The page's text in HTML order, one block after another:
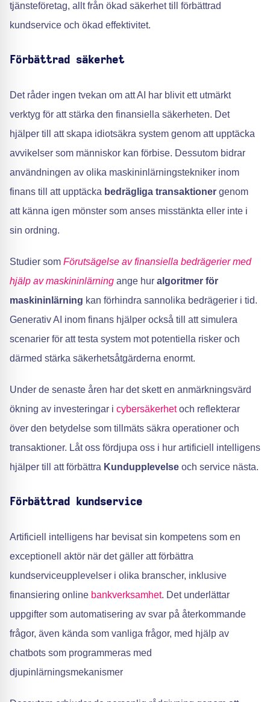
tjänsteföretag, allt från ökad säkerhet till förbättrad
kundservice och ökad effektivitet.
Förbättrad säkerhet
Det råder ingen tvekan om att AI har blivit ett utmärkt
verktyg för att stärka den finansiella säkerheten. Det
hjälper till att skapa idiotsäkra system genom att upptäcka
avvikelser som människor kan förbise. Dessutom bidrar
användningen av olika maskininlärningstekniker inom
finans till att upptäcka bedrägliga transaktioner genom
att känna igen mönster som anses misstänkta eller inte i
sin ordning.
Studier som Förutsägelse av finansiella bedrägerier med
hjälp av maskininlärning ange hur algoritmer för
maskininlärning kan förhindra sannolika bedrägerier i tid.
Generativ AI inom finans hjälper också till att simulera
scenarier för att testa system mot potentiella risker och
därmed stärka säkerhetsåtgärderna enormt.
Under de senaste åren har det skett en anmärkningsvärd
ökning av investeringar i cybersäkerhetoch reflekterar
över den betydelse som tillmäts säkra operationer och
transaktioner. Låt oss fördjupa oss i hur artificiell intelligens
hjälper till att förbättra Kundupplevelse och service nästa.
Förbättrad kundservice
Artificiell intelligens har bevisat sin kompetens som en
exceptionell aktör när det gäller att förbättra
kundserviceupplevelser i olika branscher, inklusive
finansiering online bankverksamhet. Det underlättar
uppgifter som automatisering av svar på återkommande
frågor, även kända som vanliga frågor, med hjälp av
chatbots som programmeras med
djupinlärningsmekanismer